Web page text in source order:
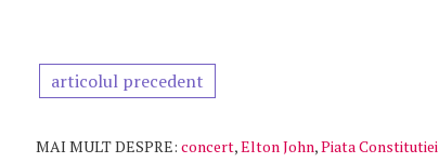
articolul precedent
MAI MULT DESPRE: concert,Elton John,Piata Constitutiei